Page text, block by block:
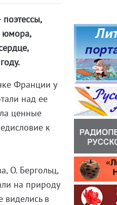
юмора,
Франции у
над ее
ценные
к
О. Бергольц,
на природу
в